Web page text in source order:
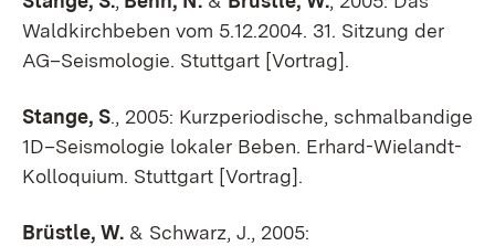
Waldkirchbeben vom 5.12.2004. 31. Sitzung der
AG–Seismologie. Stuttgart [Vortrag].
Stange, S., 2005: Kurzperiodische, schmalbandige
1D–Seismologie lokaler Beben. Erhard-Wielandt-
Kolloquium. Stuttgart [Vortrag].
Brüstle, W. & Schwarz, J., 2005: